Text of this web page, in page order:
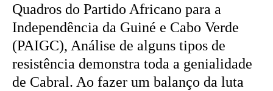
Quadros do Partido Africano para a
Independência da Guiné e Cabo Verde
(PAIGC), Análise de alguns tipos de
resistência demonstra toda a genialidade
de Cabral. Ao fazer um balanço da luta